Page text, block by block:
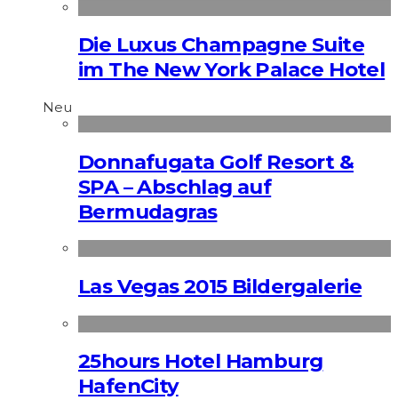
Die Luxus Champagne Suite
im The New York Palace Hotel
Neu
Donnafugata Golf Resort &
SPA – Abschlag auf
Bermudagras
Las Vegas 2015 Bildergalerie
25hours Hotel Hamburg
HafenCity